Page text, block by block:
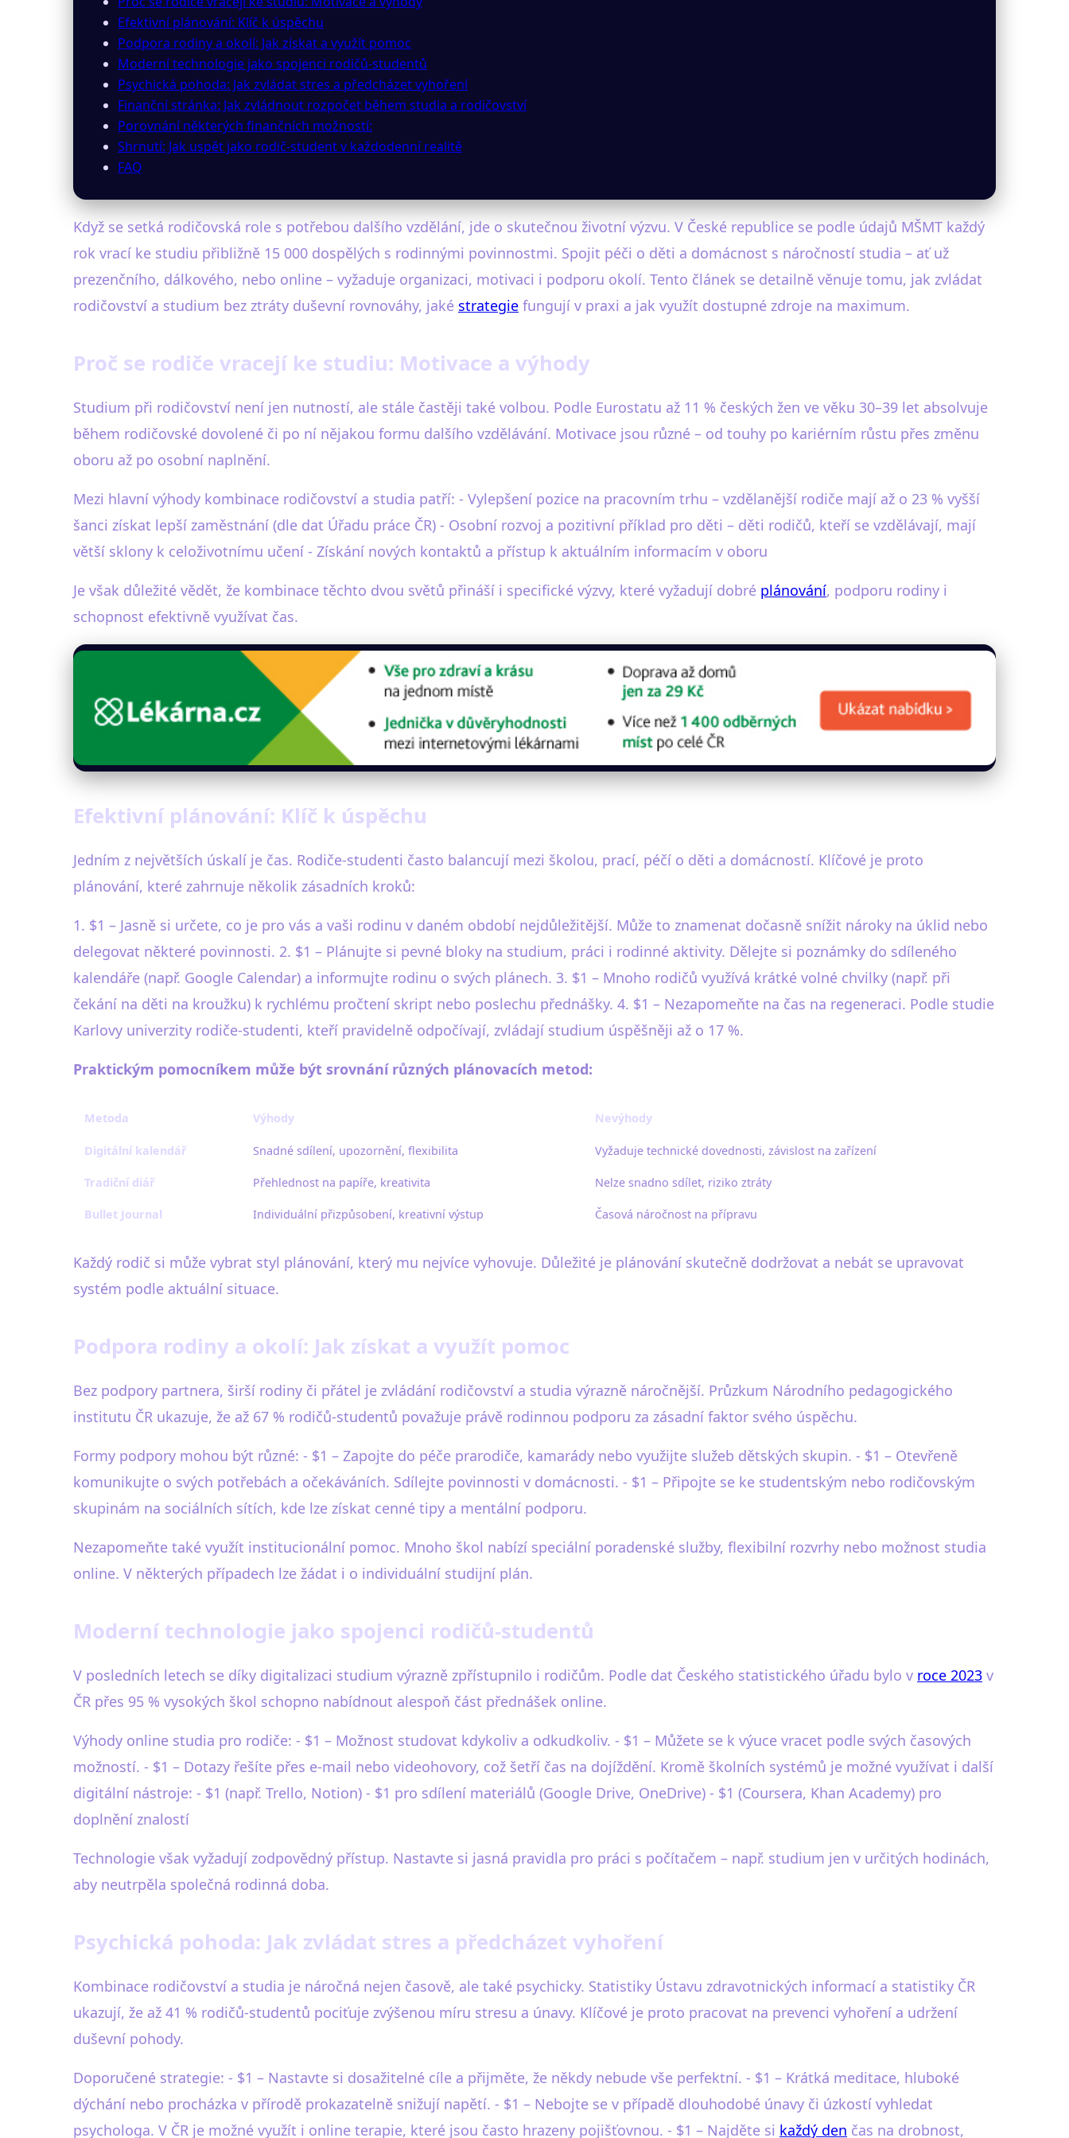
Efektivní plánování: Klíč k úspěchu
Podpora rodiny a okolí: Jak získat a využít pomoc
Moderní technologie jako spojenci rodičů-studentů
Psychická pohoda: Jak zvládat stres a předcházet vyhoření
Finanční stránka: Jak zvládnout rozpočet během studia a rodičovství
Porovnání některých finančních možností:
Shrnutí: Jak uspět jako rodič-student v každodenní realitě
FAQ
Když se setká rodičovská role s potřebou dalšího vzdělání, jde o skutečnou životní výzvu. V České republice se podle údajů MŠMT každý
rok vrací ke studiu přibližně 15 000 dospělých s rodinnými povinnostmi. Spojit péči o děti a domácnost s náročností studia – ať už
prezenčního, dálkového, nebo online – vyžaduje organizaci, motivaci i podporu okolí. Tento článek se detailně věnuje tomu, jak zvládat
rodičovství a studium bez ztráty duševní rovnováhy, jaké strategie fungují v praxi a jak využít dostupné zdroje na maximum.
Proč se rodiče vracejí ke studiu: Motivace a výhody
Studium při rodičovství není jen nutností, ale stále častěji také volbou. Podle Eurostatu až 11 % českých žen ve věku 30–39 let absolvuje
během rodičovské dovolené či po ní nějakou formu dalšího vzdělávání. Motivace jsou různé – od touhy po kariérním růstu přes změnu
oboru až po osobní naplnění.
Mezi hlavní výhody kombinace rodičovství a studia patří: - Vylepšení pozice na pracovním trhu – vzdělanější rodiče mají až o 23 % vyšší
šanci získat lepší zaměstnání (dle dat Úřadu práce ČR) - Osobní rozvoj a pozitivní příklad pro děti – děti rodičů, kteří se vzdělávají, mají
větší sklony k celoživotnímu učení - Získání nových kontaktů a přístup k aktuálním informacím v oboru
Je však důležité vědět, že kombinace těchto dvou světů přináší i specifické výzvy, které vyžadují dobré plánování, podporu rodiny i
schopnost efektivně využívat čas.
Efektivní plánování: Klíč k úspěchu
Jedním z největších úskalí je čas. Rodiče-studenti často balancují mezi školou, prací, péčí o děti a domácností. Klíčové je proto
plánování, které zahrnuje několik zásadních kroků:
1. $1 – Jasně si určete, co je pro vás a vaši rodinu v daném období nejdůležitější. Může to znamenat dočasně snížit nároky na úklid nebo
delegovat některé povinnosti. 2. $1 – Plánujte si pevné bloky na studium, práci i rodinné aktivity. Dělejte si poznámky do sdíleného
kalendáře (např. Google Calendar) a informujte rodinu o svých plánech. 3. $1 – Mnoho rodičů využívá krátké volné chvilky (např. při
čekání na děti na kroužku) k rychlému pročtení skript nebo poslechu přednášky. 4. $1 – Nezapomeňte na čas na regeneraci. Podle studie
Karlovy univerzity rodiče-studenti, kteří pravidelně odpočívají, zvládají studium úspěšněji až o 17 %.
Praktickým pomocníkem může být srovnání různých plánovacích metod:
Metoda Výhody Nevýhody
Digitální kalendář Snadné sdílení, upozornění, flexibilita Vyžaduje technické dovednosti, závislost na zařízení
Tradiční diář Přehlednost na papíře, kreativita Nelze snadno sdílet, riziko ztráty
Bullet Journal Individuální přizpůsobení, kreativní výstup Časová náročnost na přípravu
Každý rodič si může vybrat styl plánování, který mu nejvíce vyhovuje. Důležité je plánování skutečně dodržovat a nebát se upravovat
systém podle aktuální situace.
Podpora rodiny a okolí: Jak získat a využít pomoc
Bez podpory partnera, širší rodiny či přátel je zvládání rodičovství a studia výrazně náročnější. Průzkum Národního pedagogického
institutu ČR ukazuje, že až 67 % rodičů-studentů považuje právě rodinnou podporu za zásadní faktor svého úspěchu.
Formy podpory mohou být různé: - $1 – Zapojte do péče prarodiče, kamarády nebo využijte služeb dětských skupin. - $1 – Otevřeně
komunikujte o svých potřebách a očekáváních. Sdílejte povinnosti v domácnosti. - $1 – Připojte se ke studentským nebo rodičovským
skupinám na sociálních sítích, kde lze získat cenné tipy a mentální podporu.
Nezapomeňte také využít institucionální pomoc. Mnoho škol nabízí speciální poradenské služby, flexibilní rozvrhy nebo možnost studia
online. V některých případech lze žádat i o individuální studijní plán.
Moderní technologie jako spojenci rodičů-studentů
V posledních letech se díky digitalizaci studium výrazně zpřístupnilo i rodičům. Podle dat Českého statistického úřadu bylo v roce 2023 v
ČR přes 95 % vysokých škol schopno nabídnout alespoň část přednášek online.
Výhody online studia pro rodiče: - $1 – Možnost studovat kdykoliv a odkudkoliv. - $1 – Můžete se k výuce vracet podle svých časových
možností. - $1 – Dotazy řešíte přes e-mail nebo videohovory, což šetří čas na dojíždění. Kromě školních systémů je možné využívat i další
digitální nástroje: - $1 (např. Trello, Notion) - $1 pro sdílení materiálů (Google Drive, OneDrive) - $1 (Coursera, Khan Academy) pro
doplnění znalostí
Technologie však vyžadují zodpovědný přístup. Nastavte si jasná pravidla pro práci s počítačem – např. studium jen v určitých hodinách,
aby neutrpěla společná rodinná doba.
Psychická pohoda: Jak zvládat stres a předcházet vyhoření
Kombinace rodičovství a studia je náročná nejen časově, ale také psychicky. Statistiky Ústavu zdravotnických informací a statistiky ČR
ukazují, že až 41 % rodičů-studentů pociťuje zvýšenou míru stresu a únavy. Klíčové je proto pracovat na prevenci vyhoření a udržení
duševní pohody.
Doporučené strategie: - $1 – Nastavte si dosažitelné cíle a přijměte, že někdy nebude vše perfektní. - $1 – Krátká meditace, hluboké
dýchání nebo procházka v přírodě prokazatelně snižují napětí. - $1 – Nebojte se v případě dlouhodobé únavy či úzkostí vyhledat
psychologa. V ČR je možné využít i online terapie, které jsou často hrazeny pojišťovnou. - $1 – Najděte si každý den čas na drobnost,